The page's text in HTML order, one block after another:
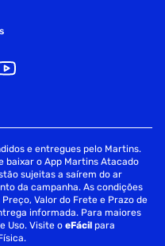
e entregues pelo Martins.
baixar o App Martins Atacado
sujeitas a saírem do ar
da campanha. As condições
Valor do Frete e Prazo de
informada. Para maiores
Uso. Visite oeFácil para